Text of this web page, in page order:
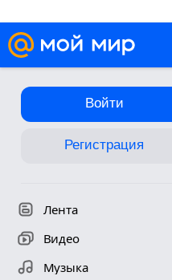
Войти
Регистрация
Лента
Видео
Музыка